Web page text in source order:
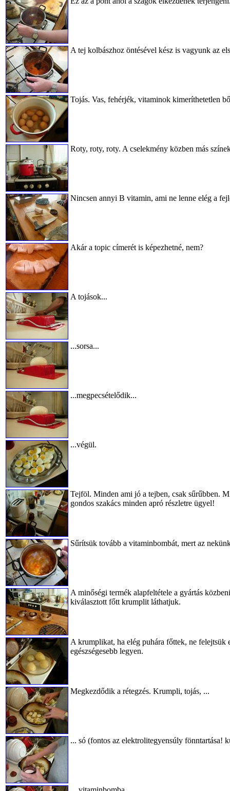
A tej kolbászhoz öntésével kész is vagyunk az
Tojás. Vas, fehérjék, vitaminok kimeríthetetlen
Roty, roty, roty. A cselekmény közben más
Nincsen annyi B vitamin, ami ne lenne elég a
Akár a topic címerét is képezhetné, nem?
A tojások...
...sorsa...
...megpecsételődik...
...végül.
Tejföl. Minden ami jó a tejben, csak sűrűbben.
gondos szakács minden apró részletre ügyel!
Sűrítsük tovább a vitaminbombát, mert az
A minőségi termék alapfeltétele a gyártás
kiválasztott főtt krumplit láthatjuk.
A krumplikat, ha elég puhára főttek, ne
egészségesebb legyen.
Megkezdődik a rétegzés. Krumpli, tojás, ...
... só (fontos az elektrolitegyensúly fönntartása!